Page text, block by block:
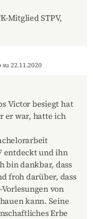
Mitglied STPV,
22.11.2020
Victor besiegt hat
er war, hatte ich
entdeckt und ihn
bin dankbar, dass
froh darüber, dass
von
kann. Seine
Erbe